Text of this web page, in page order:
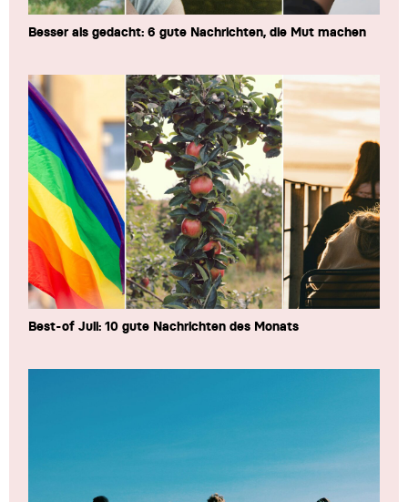
Besser als gedacht: 6 gute Nachrichten, die Mut machen
Best-of Juli: 10 gute Nachrichten des Monats